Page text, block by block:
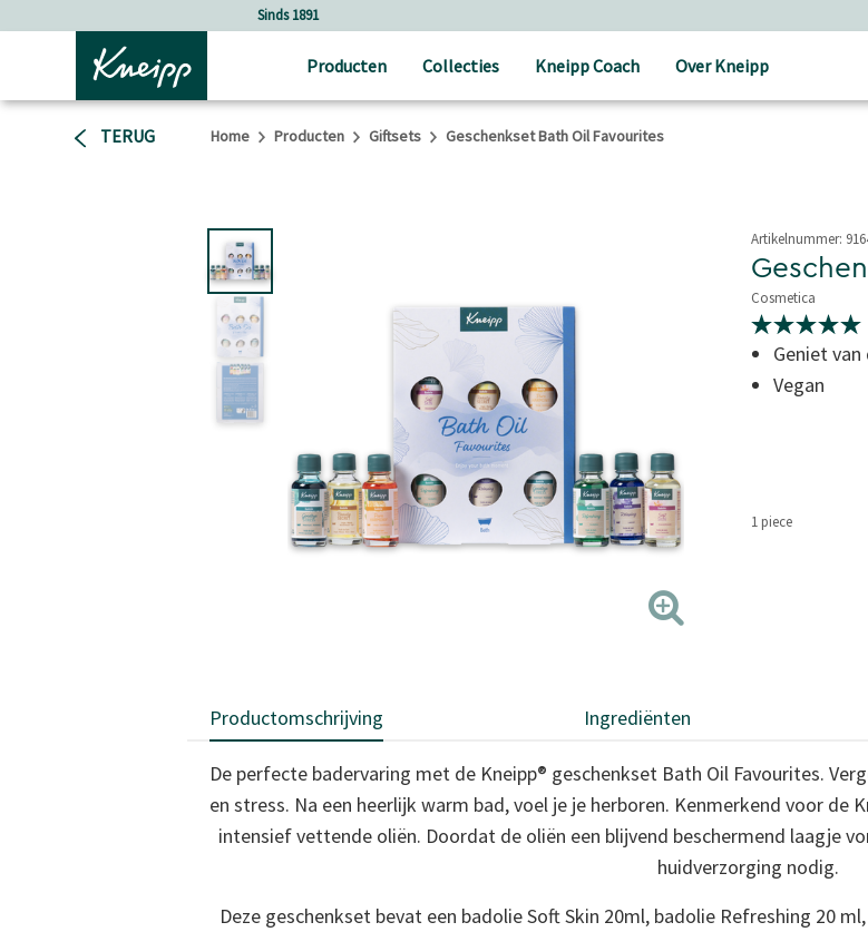
Sinds 1891
Producten Collecties Kneipp Coach Over Kneipp
TERUG Home Producten Giftsets Geschenkset Bath Oil Favourites
Artikelnummer:
Cosmetica
5 van 5 sterren
5.0
van
sterren,
gemiddelde
paginalink.
Geniet
Vegan
1 piece
Productomschrijving Ingrediënten
De perfecte badervaring met de Kneipp® geschenkset Bath Oil Favourites.
en stress. Na een heerlijk warm bad, voel je je herboren. Kenmerkend voor de
intensief vettende oliën. Doordat de oliën een blijvend beschermend laagje
huidverzorging nodig.
Deze geschenkset bevat een badolie Soft Skin 20ml, badolie Refreshing 20